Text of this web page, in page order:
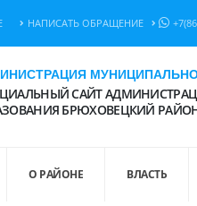
НАПИСАТЬ ОБРАЩЕНИЕ
САЙТ
БРЮХОВЕЦКИЙ
О РАЙОНЕ ВЛАСТЬ